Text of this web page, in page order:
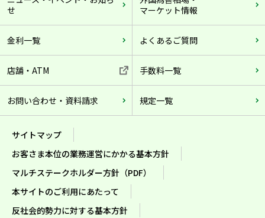
せ
マーケット情報
金利一覧 よくあるご質問
店舗・ATM 手数料一覧
お問い合わせ・資料請求 規定一覧
サイトマップ
お客さま本位の業務運営にかかる基本方針
マルチステークホルダー方針（PDF）
本サイトのご利用にあたって
反社会的勢力に対する基本方針